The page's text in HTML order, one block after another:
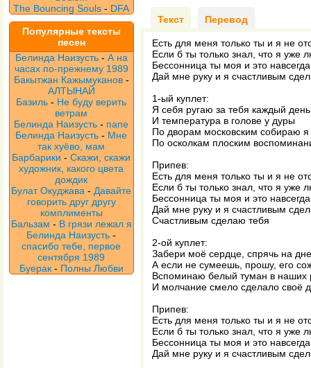
The Bouncing Souls - DFA
Популярные тексты
песен
Белинда Наизусть - А на
часах по-прежнему 1989
Бакытжан Кажымуканов -
АЛТЫНАЙ
Базиль - Не буду верить
ветрам
Белинда Наизусть - папе
Белинда Наизусть - Мне
так хуёво, мам
Барбарики -Скажи, скажи
художник, какого цвета
дождик
Булат Окуджава - Давайте
говорить друг другу
комплименты
Бальзам - В грязи лежал я
Белинда Наизусть -
спасибо тебе, первое
сентября 1989
Буерак - Полны Любви
Текст Перевод
Есть для меня только ты и я не
Если б ты только знал, что я уже
Бессонница ты моя и это навсегда
Дай мне руку и я счастливым
1-ый куплет:
Я себя ругаю за тебя каждый день
И температура в голове у дуры
По дворам московским собираю я
По осколкам плоским
Припев:
Есть для меня только ты и я не
Если б ты только знал, что я уже
Бессонница ты моя и это навсегда
Дай мне руку и я счастливым
Счастливым сделаю тебя
2-ой куплет:
Забери моё сердце, спрячь на
А если не сумеешь, прошу, его
Вспоминаю белый туман в наших
И молчание смело сделало своё
Припев:
Есть для меня только ты и я не
Если б ты только знал, что я уже
Бессонница ты моя и это навсегда
Дай мне руку и я счастливым